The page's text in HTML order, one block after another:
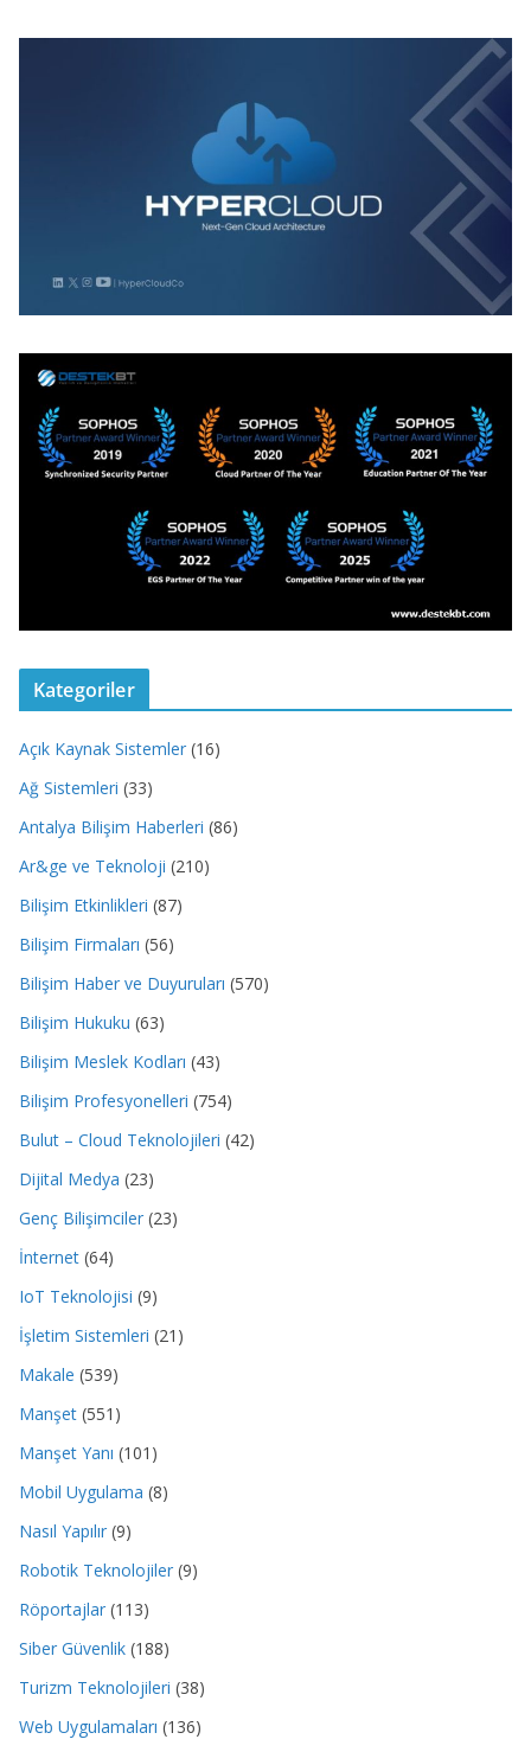
Kategoriler
Açık Kaynak Sistemler (16)
Ağ Sistemleri (33)
Antalya Bilişim Haberleri (86)
Ar&ge ve Teknoloji (210)
Bilişim Etkinlikleri (87)
Bilişim Firmaları (56)
Bilişim Haber ve Duyuruları (570)
Bilişim Hukuku (63)
Bilişim Meslek Kodları (43)
Bilişim Profesyonelleri (754)
Bulut – Cloud Teknolojileri (42)
Dijital Medya (23)
Genç Bilişimciler (23)
İnternet (64)
IoT Teknolojisi (9)
İşletim Sistemleri (21)
Makale (539)
Manşet (551)
Manşet Yanı (101)
Mobil Uygulama (8)
Nasıl Yapılır (9)
Robotik Teknolojiler (9)
Röportajlar (113)
Siber Güvenlik (188)
Turizm Teknolojileri (38)
Web Uygulamaları (136)